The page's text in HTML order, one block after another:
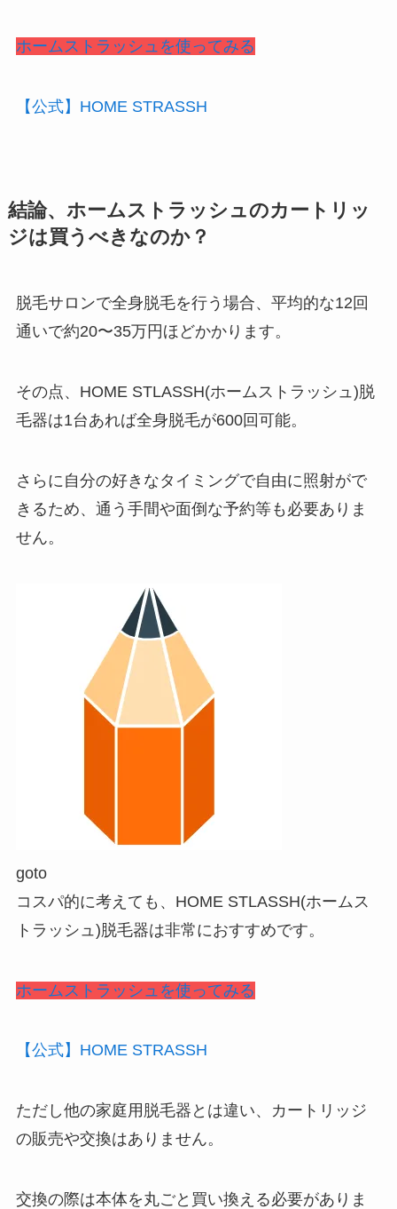
ホームストラッシュを使ってみる
【公式】HOME STRASSH
結論、ホームストラッシュのカートリッ
ジは買うべきなのか？
脱毛サロンで全身脱毛を行う場合、 平均的な12回
通いで約20〜35万円 ほどかかります。
その点、HOME STLASSH(ホームストラッシュ)脱
毛器は1台あれば全身脱毛が600回可能。
さらに自分の好きなタイミングで自由に照射がで
きるため、通う手間や面倒な予約等も必要ありま
せん。
goto
コスパ的に考えても、HOME STLASSH(ホームス
トラッシュ)脱毛器は非常におすすめです。
ホームストラッシュを使ってみる
【公式】HOME STRASSH
ただし他の家庭用脱毛器とは違い、カートリッジ
の販売や交換はありません。
交換の際は本体を丸ごと買い換える必要がありま